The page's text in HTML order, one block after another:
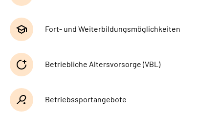
Fort- und Weiterbildungsmöglichkeiten
Betriebliche Altersvorsorge (VBL)
Betriebssportangebote